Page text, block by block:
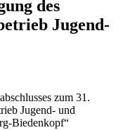
des
Jugend-
zum 31.
Jugend- und
Biedenkopf“